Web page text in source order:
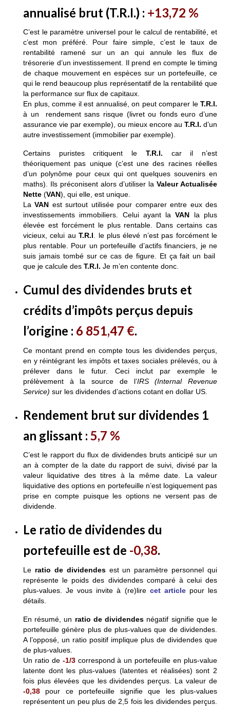
annualisé brut (T.R.I.) : +13,72 %
C’est le paramètre universel pour le calcul de rentabilité, et
c’est mon préféré. Pour faire simple, c’est le taux de
rentabilité ramené sur un an qui annule les flux de
trésorerie d’un investissement. Il prend en compte le timing
de chaque mouvement en espèces sur un portefeuille, ce
qui le rend beaucoup plus représentatif de la rentabilité que
la performance sur flux de capitaux.
En plus, comme il est annualisé, on peut comparer le T.R.I.
à un rendement sans risque (livret ou fonds euro d’une
assurance vie par exemple), ou mieux encore au T.R.I. d’un
autre investissement (immobilier par exemple).
Certains puristes critiquent le T.R.I. car il n’est
théoriquement pas unique (c’est une des racines réelles
d’un polynôme pour ceux qui ont quelques souvenirs en
maths). Ils préconisent alors d’utiliser la Valeur Actualisée
Nette (VAN), qui elle, est unique.
LaVAN est surtout utilisée pour comparer entre eux des
investissements immobiliers. Celui ayant laVAN la plus
élevée est forcément le plus rentable. Dans certains cas
vicieux, celui auT.R.I . le plus élevé n’est pas forcément le
plus rentable. Pour un portefeuille d’actifs financiers, je ne
suis jamais tombé sur ce cas de figure. Et ça fait un bail
que je calcule des T.R.I. Je m’en contente donc.
Cumul des dividendes bruts et
crédits d’impôts perçus depuis
l’origine : 6 851,47 €.
Ce montant prend en compte tous les dividendes perçus,
en y réintégrant les impôts et taxes sociales prélevés, ou à
prélever dans le futur. Ceci inclut par exemple le
prélèvement à la source de l’IRS (Internal Revenue
Service) sur les dividendes d’actions cotant en dollar US.
Rendement brut sur dividendes 1
an glissant : 5,7 %
C’est le rapport du flux de dividendes bruts anticipé sur un
an à compter de la date du rapport de suivi, divisé par la
valeur liquidative des titres à la même date. La valeur
liquidative des options en portefeuille n’est logiquement pas
prise en compte puisque les options ne versent pas de
dividende.
Le ratio de dividendes du
portefeuille est de -0,38.
Le ratio de dividendesest un paramètre personnel qui
représente le poids des dividendes comparé à celui des
plus-values. Je vous invite à (re)lire cet article pour les
détails.
En résumé, un ratio de dividendes négatif signifie que le
portefeuille génère plus de plus-values que de dividendes.
A l’opposé, un ratio positif implique plus de dividendes que
de plus-values.
Un ratio de -1/3correspond à un portefeuille en plus-value
latente dont les plus-values (latentes et réalisées) sont 2
fois plus élevées que les dividendes perçus. La valeur de
-0,38 pour ce portefeuille signifie que les plus-values
représentent un peu plus de 2,5 fois les dividendes perçus.